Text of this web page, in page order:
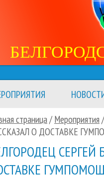
страница/ Мероприятия
О ДОСТАВКЕ
СЕРГЕЙ